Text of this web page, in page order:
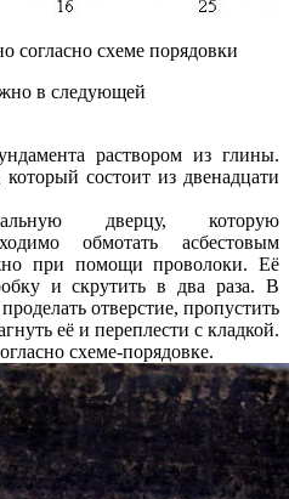
согласно схеме порядовки
в следующей
раствором из глины.
состоит из двенадцати
дверцу, которую
обмотать асбестовым
при помощи проволоки. Её
и скрутить в два раза. В
отверстие, пропустить
её и переплести с кладкой.
схеме-порядовке.